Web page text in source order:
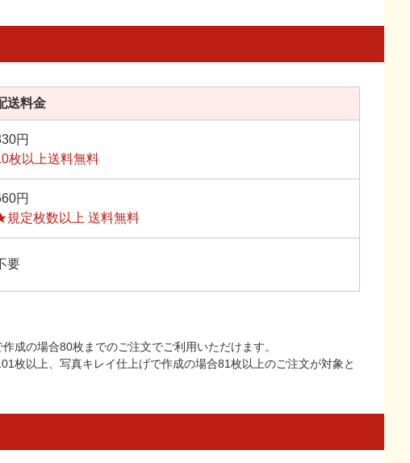
送料金
円
枚以上送料無料
円
規定枚数以上 送料無料
要
成の場合80枚までのご注文でご利用いただけます。
枚以上、写真キレイ仕上げで作成の場合81枚以上のご注文が対象と